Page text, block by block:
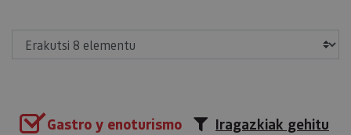
Gastro y enoturismo Iragazkiak gehitu